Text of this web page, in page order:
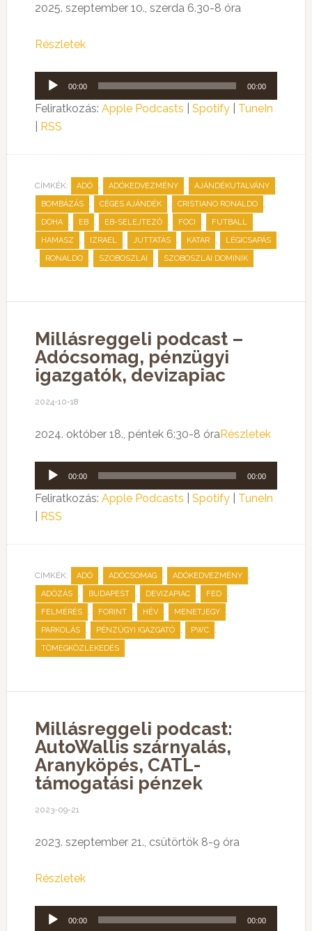
2025. szeptember 10., szerda 6.30-8 óra
Részletek
Audió
lejátszó
00:00 00:00
Feliratkozás: Apple Podcasts Spotify| TuneIn
RSS
CÍMKÉK: ADÓ , ADÓKEDVEZMÉNY , AJÁNDÉKUTALVÁNY ,
BOMBÁZÁS , CÉGES AJÁNDÉK , CRISTIANO RONALDO ,
DOHA , EB , EB-SELEJTEZŐ , FOCI , FUTBALL ,
HAMASZ , IZRAEL , JUTTATÁS , KATAR , LÉGICSAPÁS
, RONALDO , SZOBOSZLAI , SZOBOSZLAI DOMINIK
Millásreggeli podcast –
Adócsomag, pénzügyi
igazgatók, devizapiac
2024-10-18
2024. október 18., péntek 6:30-8 óraRészletek
Audió
lejátszó
00:00 00:00
Feliratkozás: Apple Podcasts Spotify| TuneIn
RSS
CÍMKÉK: ADÓ , ADÓCSOMAG , ADÓKEDVEZMÉNY ,
ADÓZÁS , BUDAPEST , DEVIZAPIAC , FED ,
FELMÉRÉS , FORINT , HÉV , MENETJEGY ,
PARKOLÁS , PÉNZÜGYI IGAZGATÓ , PWC ,
TÖMEGKÖZLEKEDÉS
Millásreggeli podcast:
AutoWallis szárnyalás,
Aranyköpés, CATL-
támogatási pénzek
2023-09-21
2023. szeptember 21., csütörtök 8-9 óra
Részletek
Audió
00:00 00:00